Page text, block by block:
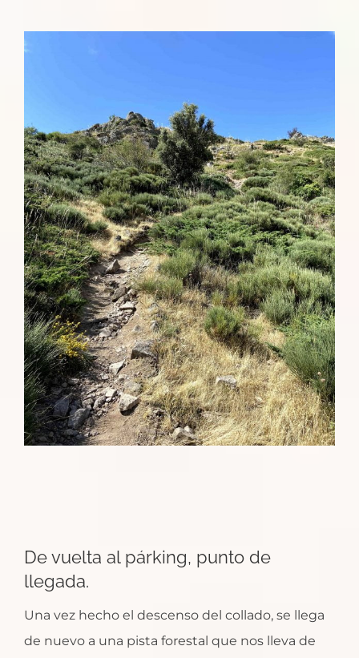
De vuelta al párking, punto de
llegada.
Una vez hecho el descenso del collado, se llega
de nuevo a una pista forestal que nos lleva de